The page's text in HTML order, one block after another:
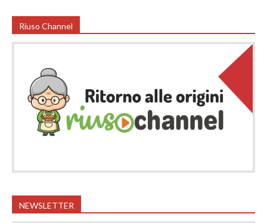
Riuso Channel
NEWSLETTER